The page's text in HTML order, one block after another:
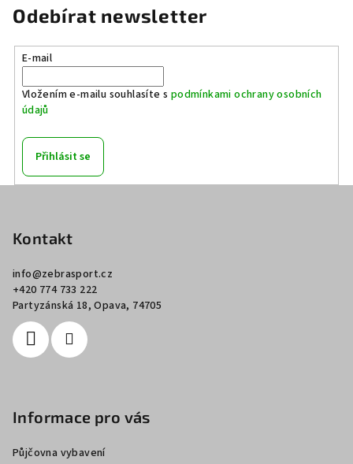
Odebírat newsletter
E-mail
Vložením e-mailu souhlasíte s podmínkami ochrany osobních
údajů
Přihlásit se
Kontakt
info@zebrasport.cz
+420 774 733 222
Partyzánská 18, Opava, 74705
Informace pro vás
Půjčovna vybavení